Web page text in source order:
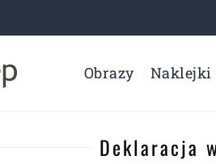
Obrazy Naklejki
Deklaracja